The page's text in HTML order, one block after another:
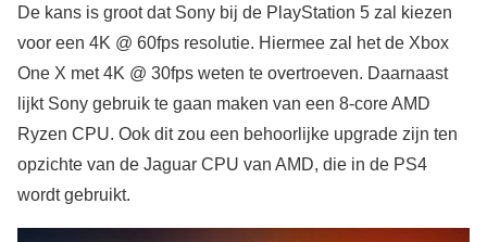
De kans is groot dat Sony bij de PlayStation 5 zal kiezen
voor een 4K @ 60fps resolutie. Hiermee zal het de Xbox
One X met 4K @ 30fps weten te overtroeven. Daarnaast
lijkt Sony gebruik te gaan maken van een 8-core AMD
Ryzen CPU. Ook dit zou een behoorlijke upgrade zijn ten
opzichte van de Jaguar CPU van AMD, die in de PS4
wordt gebruikt.